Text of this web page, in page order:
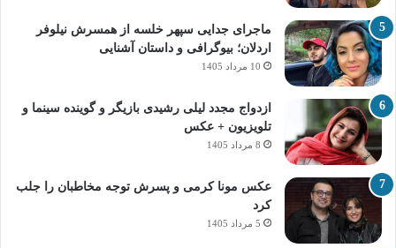
ماجرای جدایی سپهر خلسه از همسرش نیلوفر
اردلان؛ بیوگرافی و داستان آشنایی
10 مرداد 1405
ازدواج مجدد لیلی رشیدی بازیگر و گوینده سینما و
تلویزیون + عکس
8 مرداد 1405
عکس مونا کرمی و پسرش توجه مخاطبان را جلب
کرد
5 مرداد 1405